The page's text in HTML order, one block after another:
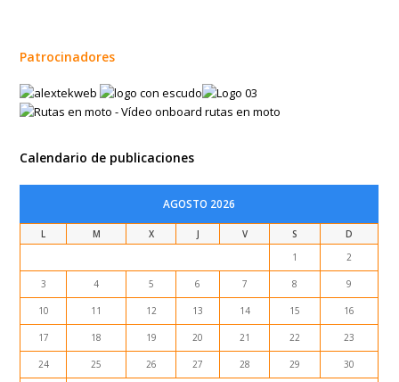
Patrocinadores
Calendario de publicaciones
AGOSTO 2026
L M X J V S
D
1
2
3 4 5 6 7 8 9
10 11 12 13 14 15 16
17 18 19 20 21 22 23
24 25 26 27 28 29 30